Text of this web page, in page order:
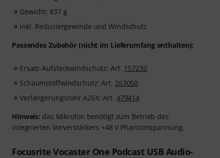
Gewicht: 837 g
inkl. Reduziergewinde und Windschutz
Passendes Zubehör (nicht im Lieferumfang enthalten):
Ersatz-Aufsteckwindschutz: Art. 157230
Schaumstoffwindschutz: Art. 263050
Verlängerungsrohr A26X: Art. 479414
Hinweis: das Mikrofon benötigt zum Betrieb des
integrierten Vorverstärkers +48 V Phantomspannung.
Focusrite Vocaster One Podcast USB Audio-